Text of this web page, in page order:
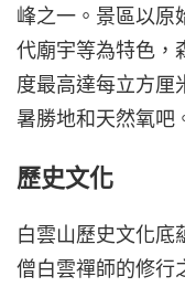
峰之一。景區以原
代廟宇等為特色，
度最高達每立方厘
暑勝地和天然氧吧
歷史文化
白雲山歷史文化底
僧白雲禪師的修行